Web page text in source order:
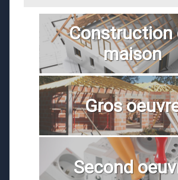
Construction
maison
Gros
Second